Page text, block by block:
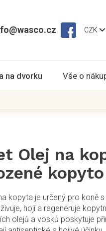
CZK
na dvorku Vše o
kopyta je určený pro koně
hojí a regeneruje
olejů a vosků poskytuje
Olej na
kopyto